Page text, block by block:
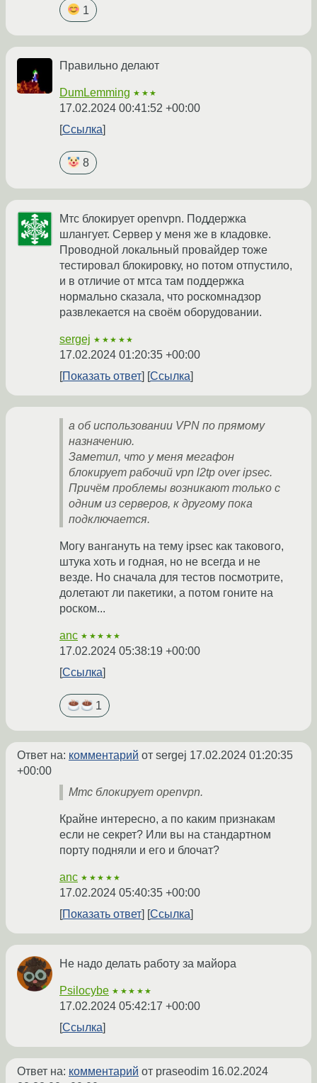
1
Правильно делают
DumLemming ★★★
17.02.2024 00:41:52 +00:00
Ссылка
8
Мтс блокирует openvpn. Поддержка
шлангует. Сервер у меня же в кладовке.
Проводной локальный провайдер тоже
тестировал блокировку, но потом отпустило,
и в отличие от мтса там поддержка
нормально сказала, что роскомнадзор
развлекается на своём оборудовании.
sergej ★★★★★
17.02.2024 01:20:35 +00:00
Показать ответ
Ссылка
а об использовании VPN по прямому
назначению.
Заметил, что у меня мегафон
блокирует рабочий vpn l2tp over ipsec.
Причём проблемы возникают только с
одним из серверов, к другому пока
подключается.
Могу вангануть на тему ipsec как такового,
штука хоть и годная, но не всегда и не
везде. Но сначала для тестов посмотрите,
долетают ли пакетики, а потом гоните на
роском...
anc ★★★★★
17.02.2024 05:38:19 +00:00
Ссылка
1
Ответ на: комментарий от sergej 17.02.2024 01:20:35
+00:00
Мтс блокирует openvpn.
Крайне интересно, а по каким признакам
если не секрет? Или вы на стандартном
порту подняли и его и блочат?
anc ★★★★★
17.02.2024 05:40:35 +00:00
Показать ответ
Ссылка
Не надо делать работу за майора
Psilocybe ★★★★★
17.02.2024 05:42:17 +00:00
Ссылка
Ответ на: комментарий от praseodim 16.02.2024